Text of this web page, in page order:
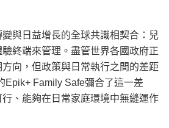
與日益增長的全球共識相契合：兒
終端來管理。盡管世界各國政府正
向，但政策與日常執行之間的差距
Epik+ Family Safe彌合了這一差
、能夠在日常家庭環境中無縫運作